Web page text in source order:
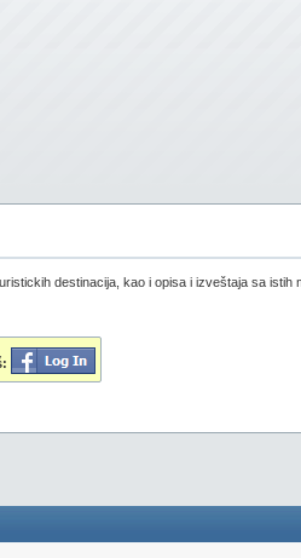
destinacija, kao i opisa i izveštaja sa